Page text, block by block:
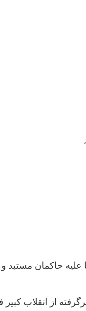
اروپا علیه حاکمان مستبد و
برگرفته از انقلاب